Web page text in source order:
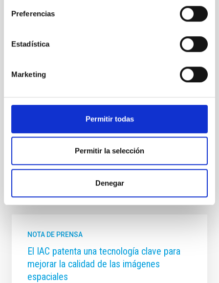
Preferencias
Estadística
Marketing
Permitir todas
Permitir la selección
Denegar
Público general
Profesorado
Medios de comunicación
Otras noticias relacionadas
NOTA DE PRENSA
El IAC patenta una tecnología clave para
mejorar la calidad de las imágenes
espaciales